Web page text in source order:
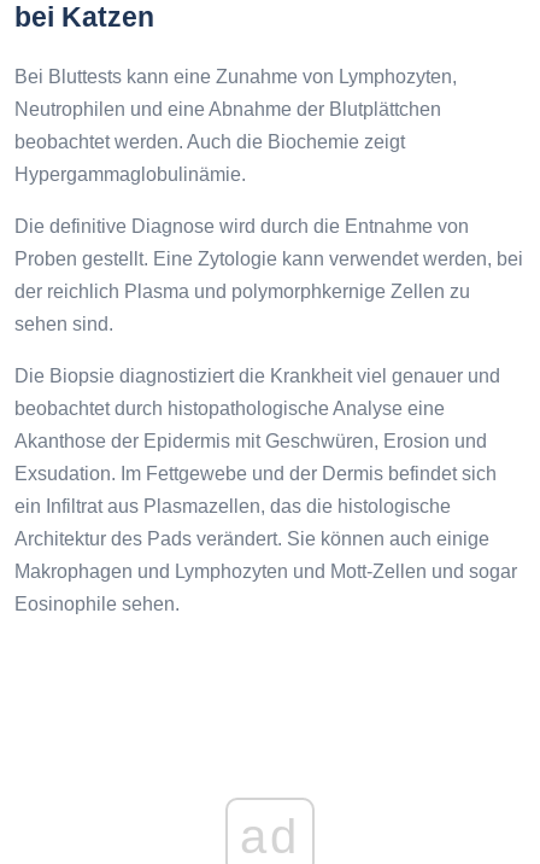
bei Katzen
Bei Bluttests kann eine Zunahme von Lymphozyten,
Neutrophilen und eine Abnahme der Blutplättchen
beobachtet werden. Auch die Biochemie zeigt
Hypergammaglobulinämie.
Die definitive Diagnose wird durch die Entnahme von
Proben gestellt. Eine Zytologie kann verwendet werden, bei
der reichlich Plasma und polymorphkernige Zellen zu
sehen sind.
Die Biopsie diagnostiziert die Krankheit viel genauer und
beobachtet durch histopathologische Analyse eine
Akanthose der Epidermis mit Geschwüren, Erosion und
Exsudation. Im Fettgewebe und der Dermis befindet sich
ein Infiltrat aus Plasmazellen, das die histologische
Architektur des Pads verändert. Sie können auch einige
Makrophagen und Lymphozyten und Mott-Zellen und sogar
Eosinophile sehen.
ad